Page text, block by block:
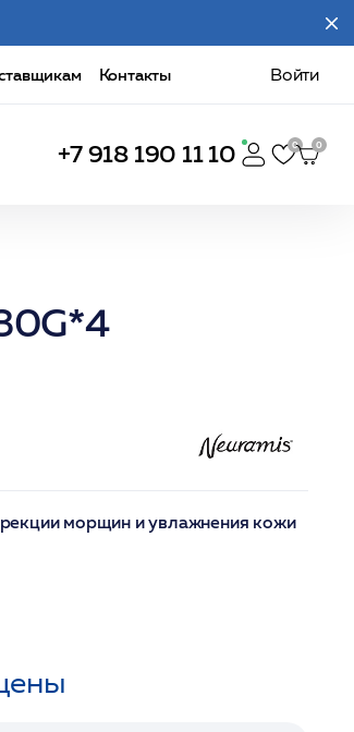
Контакты Войти
+7 918 190 11 10
морщин и увлажнения кожи